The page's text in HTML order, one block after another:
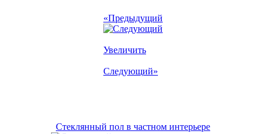
«Предыдущий
Увеличить
Следующий»
Стеклянный пол в частном интерьере